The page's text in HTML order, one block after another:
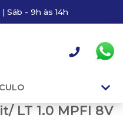
Sáb - 9h às 14h
LT 1.0 MPFI 8V